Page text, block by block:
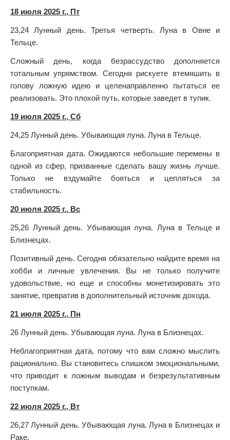
18 июля 2025 г., Пт
23,24 Лунный день. Третья четверть. Луна в Овне и
Тельце.
Сложный день, когда безрассудство дополняется
тотальным упрямством. Сегодня рискуете втемяшить в
голову ложную идею и целенаправленно пытаться ее
реализовать. Это плохой путь, которые заведет в тупик.
19 июля 2025 г., Сб
24,25 Лунный день. Убывающая луна. Луна в Тельце.
Благоприятная дата. Ожидаются небольшие перемены в
одной из сфер, призванные сделать вашу жизнь лучше.
Только не вздумайте бояться и цепляться за
стабильность.
20 июля 2025 г., Вс
25,26 Лунный день. Убывающая луна. Луна в Тельце и
Близнецах.
Позитивный день. Сегодня обязательно найдите время на
хобби и личные увлечения. Вы не только получите
удовольствие, но еще и способны монетизировать это
занятие, превратив в дополнительный источник дохода.
21 июля 2025 г., Пн
26 Лунный день. Убывающая луна. Луна в Близнецах.
Неблагоприятная дата, потому что вам сложно мыслить
рационально. Вы становитесь слишком эмоциональными,
что приводит к ложным выводам и безрезультативным
поступкам.
22 июля 2025 г., Вт
26,27 Лунный день. Убывающая луна. Луна в Близнецах и
Раке.